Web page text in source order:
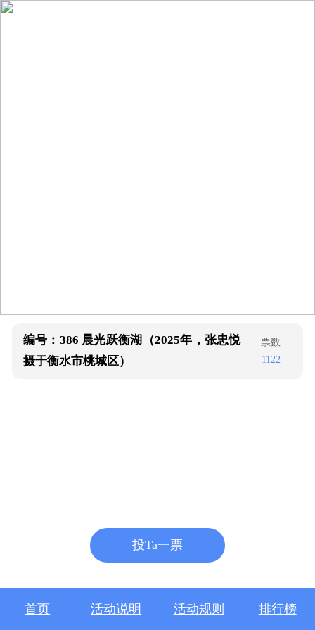
编号：386 晨光跃衡湖（2025年，张忠悦
摄于衡水市桃城区）
票数
1122
投Ta一票
首页 活动说明 活动规则 排行榜